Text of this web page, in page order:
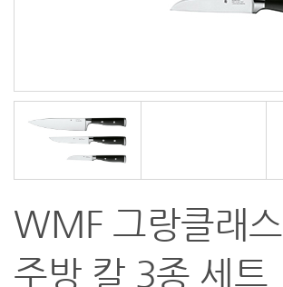
WMF 그랑클래스
주방 칼 3종 세트